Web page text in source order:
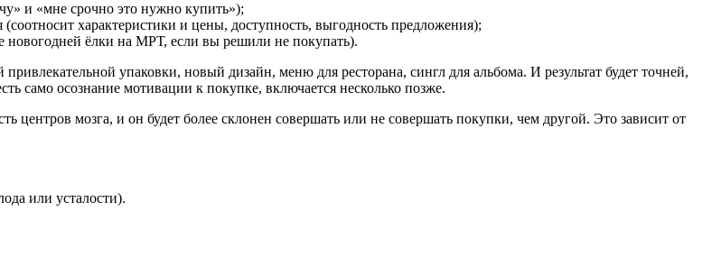
и «мне срочно это нужно купить»);
характеристики и цены, доступность, выгодность предложения);
новогодней ёлки на МРТ, если вы решили не покупать).
упаковки, новый дизайн, меню для ресторана, сингл для альбома. И результат будет точней,
само осознание мотивации к покупке, включается несколько позже.
мозга, и он будет более склонен совершать или не совершать покупки, чем другой. Это зависит от
или усталости).